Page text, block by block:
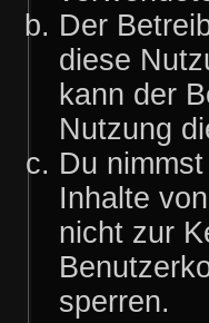
Der
diese
kann der
Nutzung
Du
Inhalte
nicht zur
sperren.